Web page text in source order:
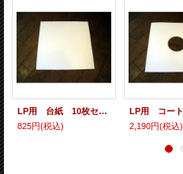
LP用 台紙 10枚セット
825円(税込)
2,190円(税込)